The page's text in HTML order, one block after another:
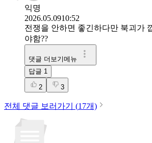
익명
2026.05.0910:52
전쟁을 안하면 좋긴하다만 북괴가
야함??
댓글 더보기메뉴
답글 1
2 3
전체 댓글 보러가기 (17개)